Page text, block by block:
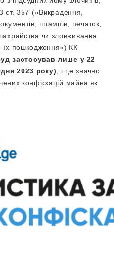
ст. 357 («Викрадення,
штампів, печаток,
чи зловживання
пошкодження») КК
застосував лише у 22
2023 року) , і це значно
конфіскацій майна як